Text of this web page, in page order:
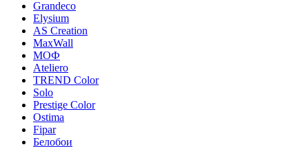
Grandeco
Elysium
AS Creation
MaxWall
МОФ
Ateliero
TREND Color
Solo
Prestige Color
Ostima
Fipar
Белобои